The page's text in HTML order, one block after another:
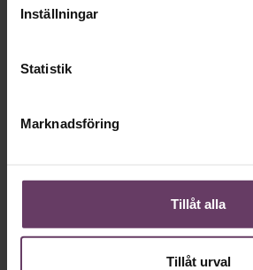
Inställningar
Statistik
Marknadsföring
Tillåt alla
Tillåt urval
Det är ensamt på toppen brukar det
är nyblivna chefer, som efter pandemin
tidigare.